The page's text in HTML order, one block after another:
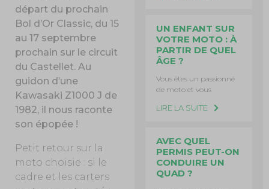
départ du prochain
Bol d’Or Classic, du 15
au 17 septembre
prochain sur le circuit
du Castellet. Au
guidon d’une
Kawasaki Z1000 J de
1982, il nous raconte
son épopée !
Petit retour sur la
moto choisie : si le
cadre et les carters
UN ENFANT SUR
VOTRE MOTO : À
PARTIR DE QUEL
ÂGE ?
Vous êtes un passionné
de moto et vous
LIRE LA SUITE
AVEC QUEL
PERMIS PEUT-ON
CONDUIRE UN
QUAD ?